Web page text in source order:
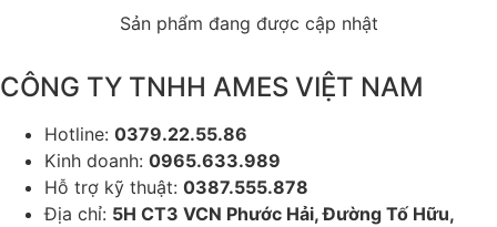
Sản phẩm đang được cập nhật
CÔNG TY TNHH AMES VIỆT NAM
Hotline: 0379.22.55.86
Kinh doanh: 0965.633.989
Hỗ trợ kỹ thuật: 0387.555.878
Địa chỉ: 5H CT3 VCN Phước Hải, Đường Tố Hữu,